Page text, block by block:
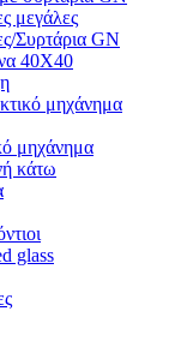
μεγάλες
Συρτάρια GN
40Χ40
μηχάνημα
μηχάνημα
κάτω
glass